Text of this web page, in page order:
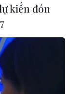
mới”
kiến đón